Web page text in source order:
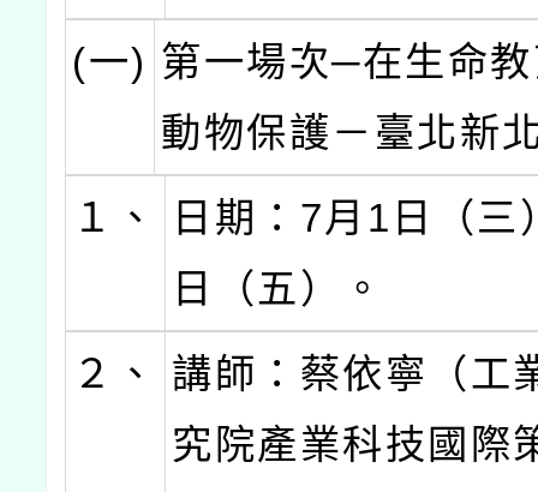
(一) 第一場次─在生命
動物保護－臺北新
１、
日期：7月1日（三
日（五）。
２、
講師：蔡依寧（工
究院產業科技國際